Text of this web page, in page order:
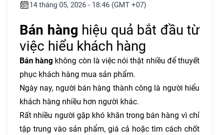
14 tháng 05, 2026 - 18:46 (GMT +07)
Bán hàng hiệu quả bắt đầu từ
việc hiểu khách hàng
Bán hàng không còn là việc nói thật nhiều để thuyết
phục khách hàng mua sản phẩm.
Ngày nay, người bán hàng thành công là người hiểu
khách hàng nhiều hơn người khác.
Rất nhiều người gặp khó khăn trong bán hàng vì chỉ
tập trung vào sản phẩm, giá cả hoặc tìm cách chốt